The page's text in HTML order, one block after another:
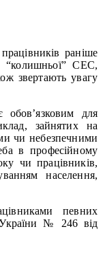
раніше
“колишньої” СЕС,
звертають увагу
для
зайнятих на
чи небезпечними
в професійному
чи працівників,
населення,
певних
№ 246 від